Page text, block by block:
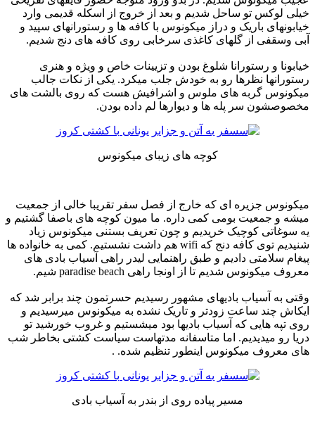
خیلی لوکس تو ساحل شدیم و بعد از خروج از اسکله قدیمی وارد
خیابونهای باریک و دراز میکونوس با کافه ها و رستورانهای سپید و
آبی وسقفی از گلهای کاغذی سرخابی روی کافه های دنج شدیم.
خیابونا و رستورانا شلوغ بودن و تزیینات خاص و ویژه و هنری
رستورانها نظرها رو به خودش جلب میکرد. یکی از نکات جالب
میکونوس گربه های ملوس و اشرافیش هست که روی بالشت های
مخصوصشون سر پله ها و دیوارها لم داده بودن.
کوچه های زیبای میکونوس
میکونوس جزیره ای که خارج از فصل سفر تقریبا خالی از جمعیت
میشه و جمعیت بومی کمی داره. ما میون کوچه های باصفا گشتیم و
یه سوغاتی کوچیک خریدیم و چون تعریف بستنی میکونوس زیاد
شنیدیم توی کافه دنج که wifi هم داشت نشستیم. کمی به خانواده ها
پیغام سلامتی دادیم و طبق راهنمایی لیدر راهی آسیاب بادی های
معروف میکونوس شدیم تا از اونجا راهی paradise beach شیم.
وقتی به آسیاب بادیهای مشهور رسیدیم حسرتمون چند برابر شد که
ایکاش چند ساعت زودتر و تاریک نشده به میکونوس میرسیدیم و
روی تپه هایی که آسیاب بادیها بود میشستیم و غروب خورشید تو
دریا رو میدیدیم. اما متاسفانه مدتهاست سیاست کشتی بخاطر شب
های معروف میکونوس اینطور تنظیم شده. .
مسیر پیاده روی از بندر به آسیاب بادی